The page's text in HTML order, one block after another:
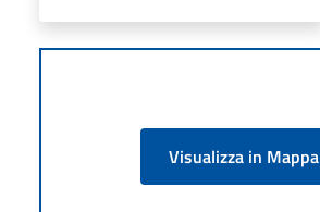
Visualizza in Mappa